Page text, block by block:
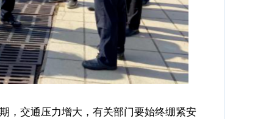
交通压力增大，有关部门要始终绷紧安